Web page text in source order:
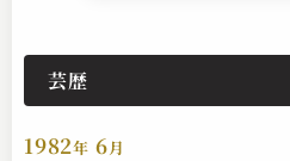
芸歴
1982年 6月